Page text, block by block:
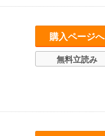
購入ページへ
無料立読み